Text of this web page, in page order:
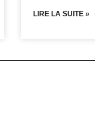
LIRE LA SUITE »